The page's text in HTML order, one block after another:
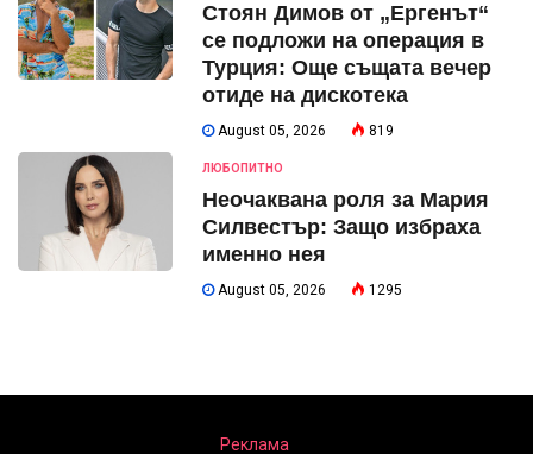
Стоян Димов от „Ергенът“
се подложи на операция в
Турция: Още същата вечер
отиде на дискотека
August 05, 2026 819
ЛЮБОПИТНО
Неочаквана роля за Мария
Силвестър: Защо избраха
именно нея
August 05, 2026 1295
Реклама